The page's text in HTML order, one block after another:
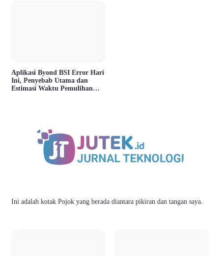
Aplikasi Byond BSI Error Hari
Ini, Penyebab Utama dan
Estimasi Waktu Pemulihan
Ini adalah kotak Pojok yang berada diantara pikiran dan tangan saya.